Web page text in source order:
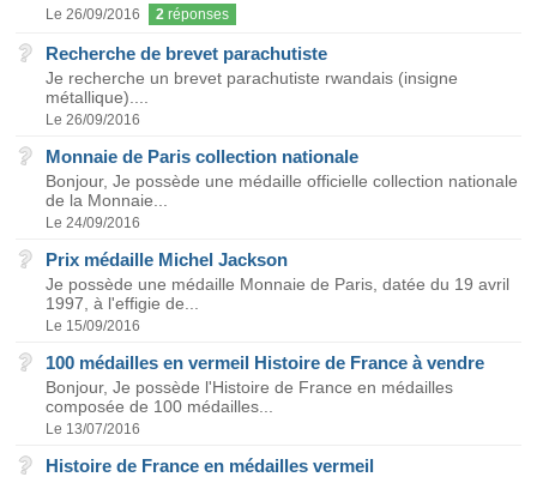
Le 26/09/2016 2 réponses
Recherche de brevet parachutiste
Je recherche un brevet parachutiste rwandais (insigne
métallique)....
Le 26/09/2016
Monnaie de Paris collection nationale
Bonjour, Je possède une médaille officielle collection nationale
de la Monnaie...
Le 24/09/2016
Prix médaille Michel Jackson
Je possède une médaille Monnaie de Paris, datée du 19 avril
1997, à l'effigie de...
Le 15/09/2016
100 médailles en vermeil Histoire de France à vendre
Bonjour, Je possède l'Histoire de France en médailles
composée de 100 médailles...
Le 13/07/2016
Histoire de France en médailles vermeil